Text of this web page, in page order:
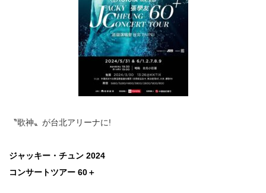
〝歌神〟が台北アリーナに!
ジャッキー・チュン 2024
コンサートツアー 60＋